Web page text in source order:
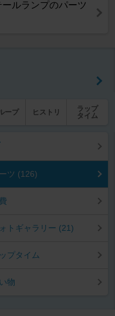
ルランプのパーツ
ープ ヒストリ
ラップ
タイム
ツ (126)
トギャラリー (21)
プタイム
物